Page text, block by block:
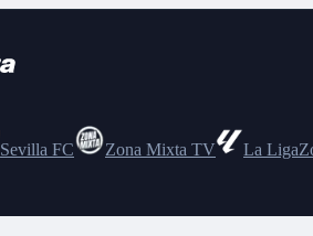
Sevilla FC Zona Mixta TV La Liga